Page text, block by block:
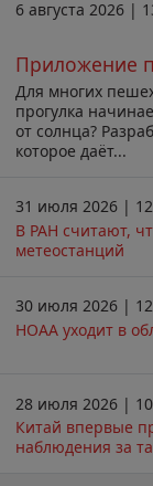
6 августа 2026 |
Приложение
Для многих
прогулка
от солнца?
которое даёт...
31 июля 2026 |
В РАН считают,
метеостанций
30 июля 2026 |
НОАА уходит в
28 июля 2026 |
Китай впервые
наблюдения за